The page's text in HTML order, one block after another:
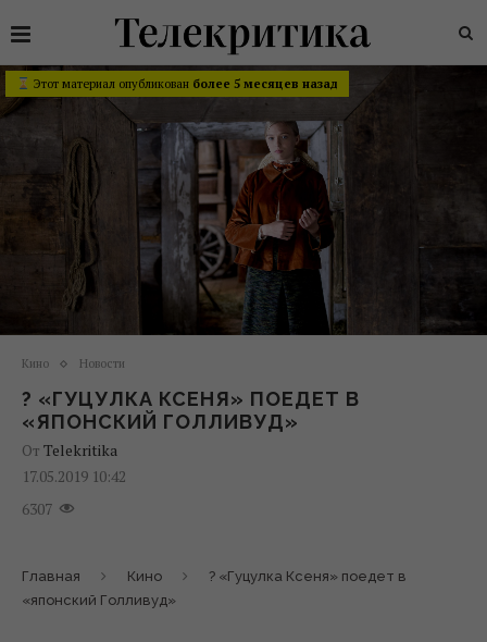
Этот материал опубликован более 5 месяцев назад
Кино Новости
? «ГУЦУЛКА КСЕНЯ» ПОЕДЕТ В
«ЯПОНСКИЙ ГОЛЛИВУД»
От Telekritika
17.05.2019 10:42
6307
Главная Кино
? «Гуцулка Ксеня» поедет в
«японский Голливуд»